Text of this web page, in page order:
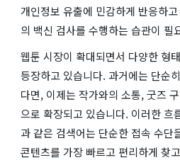
개인정보 유출에 민감하게 반응하
의 백신 검사를 수행하는 습관이 필
웹툰 시장이 확대되면서 다양한 형
등장하고 있습니다. 과거에는 단순
다면, 이제는 작가와의 소통, 굿즈
으로 확장되고 있습니다. 이러한
과 같은 검색어는 단순한 접속 수단
콘텐츠를 가장 빠르고 편리하게 찾